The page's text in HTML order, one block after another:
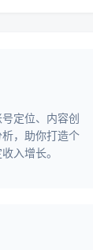
定位、内容创
，助你打造个
入增长。